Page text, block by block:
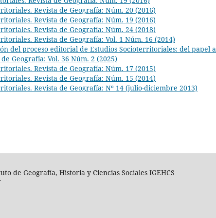
Revista de Geografía: Núm. 20 (2016)
Revista de Geografía: Núm. 19 (2016)
Revista de Geografía: Núm. 24 (2018)
Revista de Geografía: Vol. 1 Núm. 16 (2014)
del proceso editorial de Estudios Socioterritoriales: del papel
Geografía: Vol. 36 Núm. 2 (2025)
Revista de Geografía: Núm. 17 (2015)
Revista de Geografía: Núm. 15 (2014)
Revista de Geografía: Nº 14 (julio-diciembre 2013)
de Geografía, Historia y Ciencias Sociales IGEHCS